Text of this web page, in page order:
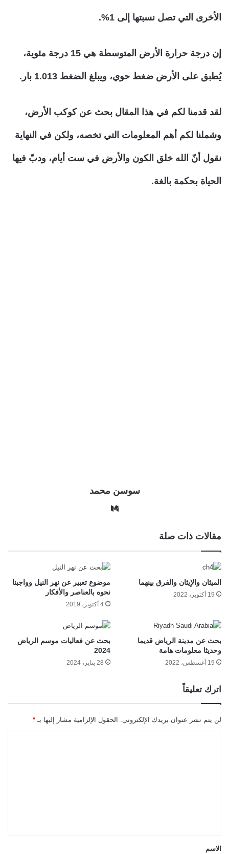
الأخرى التي تصل نسبتها إلى 1%.
إن درجة حرارة الأرض المتوسطة هي 15 درجة مئوية،
يُطبق على الأرض ضغط حوي، ويبلغ الضغط 1.013 بار.
لقد قدمنا لكم في هذا المقال بحث عن كوكب الأرض،
وشملنا لكم أهم المعلومات التي تخصه، ولكن في النهاية
نقول أنّ الله خلق الكون والأرض في ست أيام، ودبّ فيها
الحياة بحكمة بالغة.
سوسن محمد
مقالات ذات صلة
الميثان والإيثان والفرق بينهما
19 أكتوبر، 2022
موضوع تعبير عن نهر النيل وواجبنا
نحوه بالعناصر والأفكار
4 أكتوبر، 2019
بحث عن مدينة الرياض قديما
وحديثا معلومات هامة
19 أغسطس، 2022
بحث عن فعاليات موسم الرياض
2024
28 يناير، 2024
اترك تعليقاً
لن يتم نشر عنوان بريدك الإلكتروني. الحقول الإلزامية مشار إليها بـ *
*الاسم